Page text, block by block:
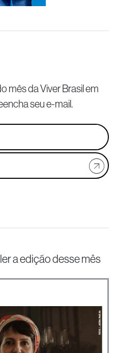
mês da Viver Brasil em
seu e-mail.
a edição desse mês